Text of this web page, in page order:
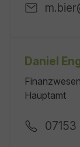
Daniel
Finanzwesen
Hauptamt